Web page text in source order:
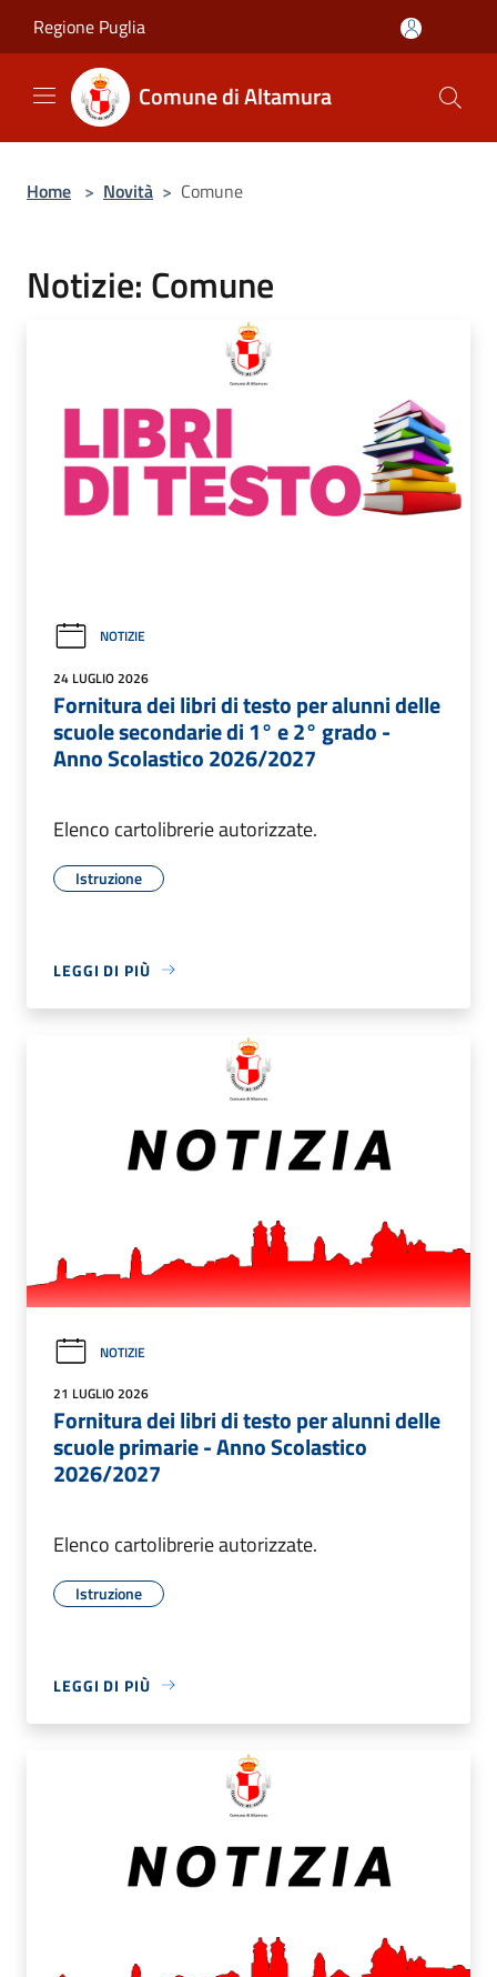
Regione Puglia
Comune di Altamura
Home > Novità > Comune
Notizie: Comune
NOTIZIE
24 LUGLIO 2026
Fornitura dei libri di testo per alunni delle
scuole secondarie di 1° e 2° grado -
Anno Scolastico 2026/2027
Elenco cartolibrerie autorizzate.
Istruzione
LEGGI DI PIÙ
NOTIZIE
21 LUGLIO 2026
Fornitura dei libri di testo per alunni delle
scuole primarie - Anno Scolastico
2026/2027
Elenco cartolibrerie autorizzate.
Istruzione
LEGGI DI PIÙ